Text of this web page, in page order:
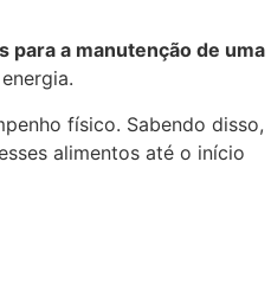
para a manutenção de uma
físico. Sabendo disso,
alimentos até o início